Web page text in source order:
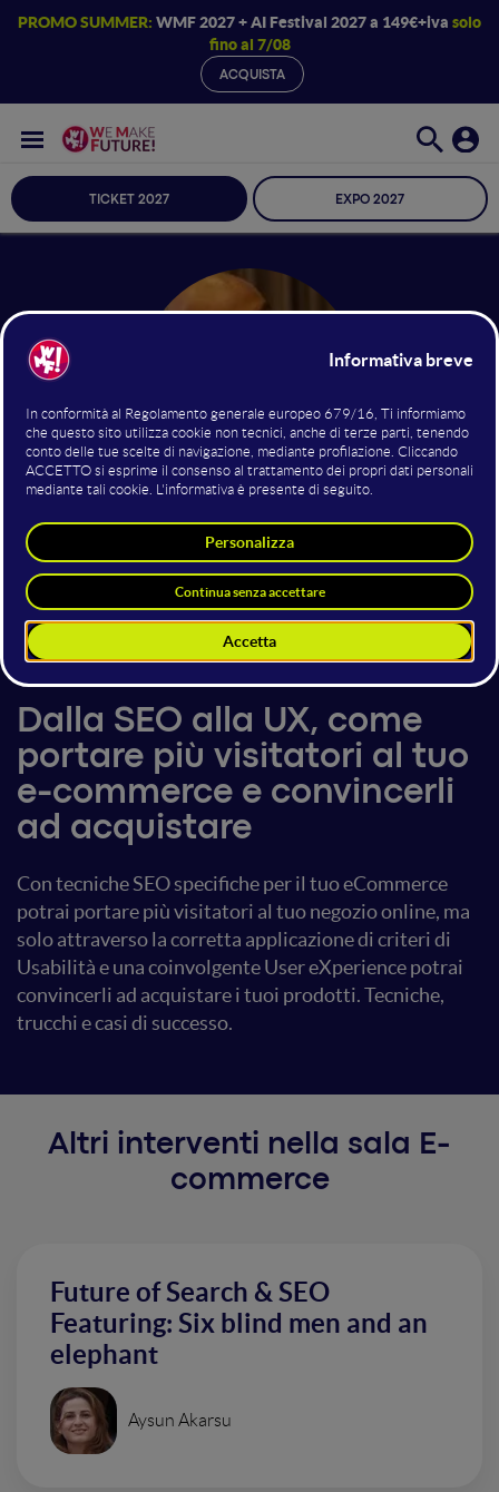
PROMO SUMMER: WMF 2027 + AI Festival 2027 a 149€+iva solo
fino al 7/08
ACQUISTA
TICKET 2027 EXPO 2027
Amministratore
Bix SWM srls
23 giugno 2017 19:30 - 20:10
E-commerce
Dalla SEO alla UX, come
portare più visitatori al tuo
e-commerce e convincerli
ad acquistare
Con tecniche SEO specifiche per il tuo eCommerce
potrai portare più visitatori al tuo negozio online, ma
solo attraverso la corretta applicazione di criteri di
Usabilità e una coinvolgente User eXperience potrai
convincerli ad acquistare i tuoi prodotti. Tecniche,
trucchi e casi di successo.
Altri interventi nella sala E-
commerce
Future of Search & SEO
Featuring: Six blind men and an
elephant
Aysun Akarsu